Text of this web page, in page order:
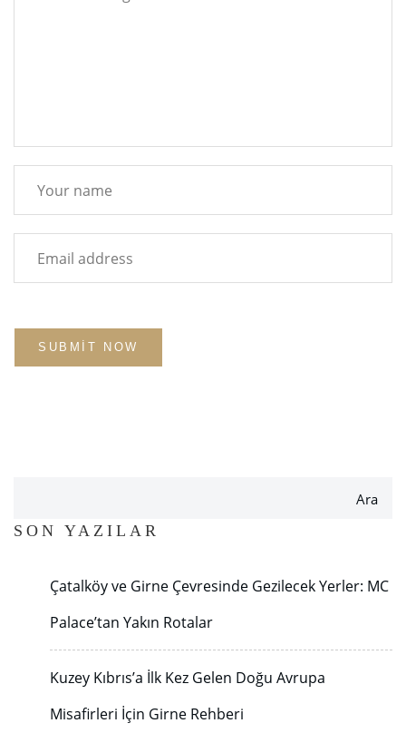
Ara
SON YAZILAR
Çatalköy ve Girne Çevresinde Gezilecek Yerler: MC
Palace’tan Yakın Rotalar
Kuzey Kıbrıs’a İlk Kez Gelen Doğu Avrupa
Misafirleri İçin Girne Rehberi